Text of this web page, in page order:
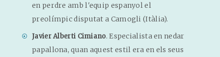
en perdre amb l'equip espanyol el
preolímpic disputat a Camogli (Itàlia).
Javier Alberti Cimiano. Especialista en nedar
papallona, quan aquest estil era en els seus